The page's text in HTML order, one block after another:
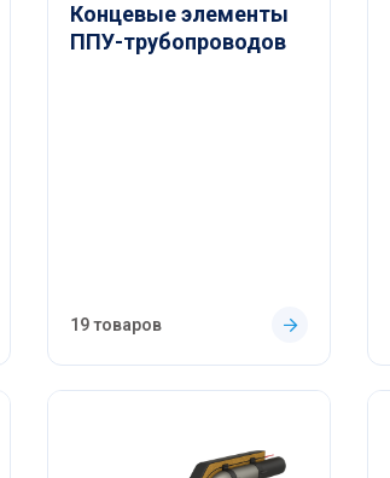
Концевые элементы
ППУ-трубопроводов
19 товаров